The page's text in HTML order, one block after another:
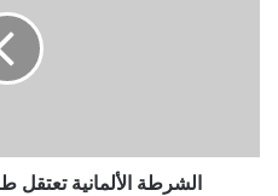
الشرطة الألمانية تعتقل